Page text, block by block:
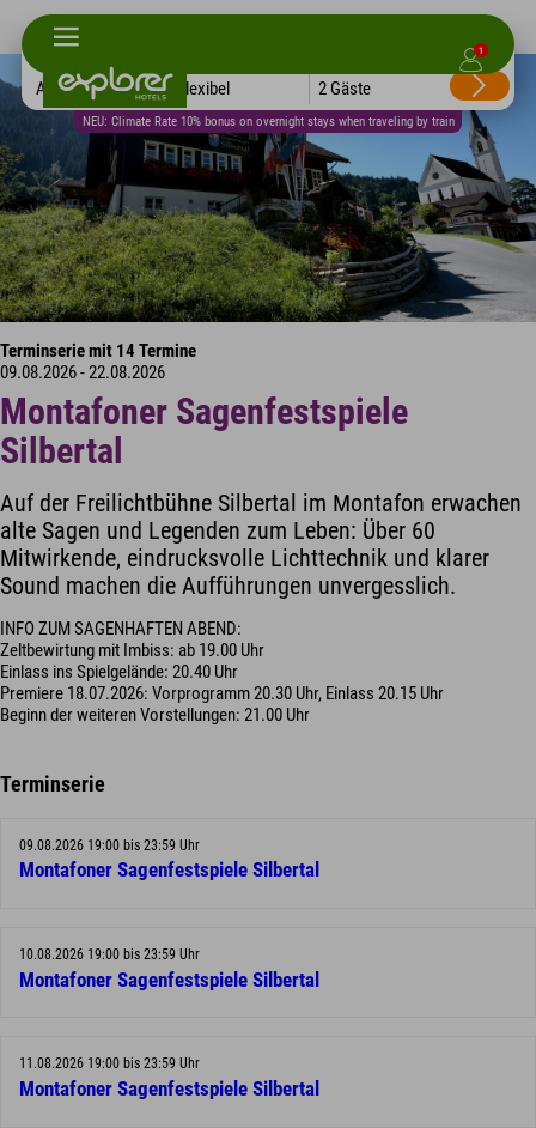
1
NEU: Climate Rate 10% bonus on overnight stays when traveling by train
Alle Hotels Flexibel 2 Gäste
Terminserie mit 14 Termine
09.08.2026 - 22.08.2026
Montafoner Sagenfestspiele
Silbertal
Auf der Freilichtbühne Silbertal im Montafon erwachen
alte Sagen und Legenden zum Leben: Über 60
Mitwirkende, eindrucksvolle Lichttechnik und klarer
Sound machen die Aufführungen unvergesslich.
INFO ZUM SAGENHAFTEN ABEND:
Zeltbewirtung mit Imbiss: ab 19.00 Uhr
Einlass ins Spielgelände: 20.40 Uhr
Premiere 18.07.2026: Vorprogramm 20.30 Uhr, Einlass 20.15 Uhr
Beginn der weiteren Vorstellungen: 21.00 Uhr
Terminserie
09.08.2026 19:00 bis 23:59 Uhr
Montafoner Sagenfestspiele Silbertal
10.08.2026 19:00 bis 23:59 Uhr
Montafoner Sagenfestspiele Silbertal
11.08.2026 19:00 bis 23:59 Uhr
Montafoner Sagenfestspiele Silbertal